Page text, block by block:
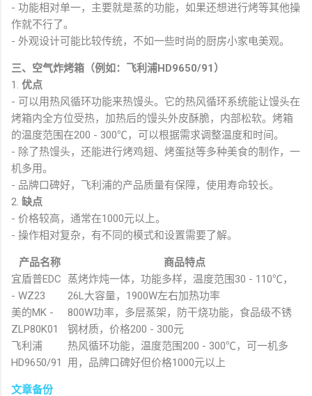
- 功能相对单一，主要就是蒸的功能，如果还想进行烤等其他操
作就不行了。
- 外观设计可能比较传统，不如一些时尚的厨房小家电美观。
三、空气炸烤箱（例如：飞利浦HD9650/91）
1. 优点
- 可以用热风循环功能来热馒头。它的热风循环系统能让馒头在
烤箱内全方位受热，加热后的馒头外皮酥脆，内部松软。烤箱
的温度范围在200 - 300℃，可以根据需求调整温度和时间。
- 除了热馒头，还能进行烤鸡翅、烤蛋挞等多种美食的制作，一
机多用。
- 品牌口碑好，飞利浦的产品质量有保障，使用寿命较长。
2. 缺点
- 价格较高，通常在1000元以上。
- 操作相对复杂，有不同的模式和设置需要了解。
产品名称
商品特点
宜盾普EDC
- WZ23
蒸烤炸炖一体，功能多样，温度范围30 - 110℃，
26L大容量，1900W左右加热功率
美的MK -
ZLP80K01
800W功率，多层蒸架，防干烧功能，食品级不锈
钢材质，价格200 - 300元
飞利浦
HD9650/91
热风循环功能，温度范围200 - 300℃，可一机多
用，品牌口碑好但价格1000元以上
文章备份